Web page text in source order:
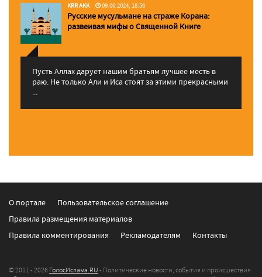
KRR AKK 09.06.2024, 18:56
Русские мусульмане на страже Корана:
pазвеивая мифы о Священной Книге
Пусть Аллах дарует нашим братьям лучшее месть в
раю. Не только Али и Иса стоят за этими прекрасными
...
О портале
Пользовательское соглашение
Правила размещения материалов
Правила комментирования
Рекламодателям Контакты
© 2011 - 2026 ГолосИслама.RU - Политические новости, события и происшествия